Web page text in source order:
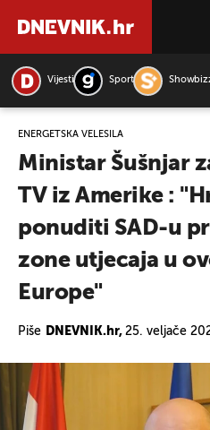
Vijesti Sport
ENERGETSKA VELESILA
Ministar Šušnjar
TV iz Amerike :
ponuditi SAD-u
zone utjecaja u
Europe"
Piše DNEVNIK.hr, 25. veljače
PRETRAŽITE VIJESTI